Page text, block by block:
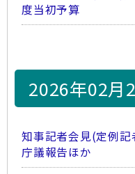
度当初予算
2026年02月
知事記者会見(定例
庁議報告ほか